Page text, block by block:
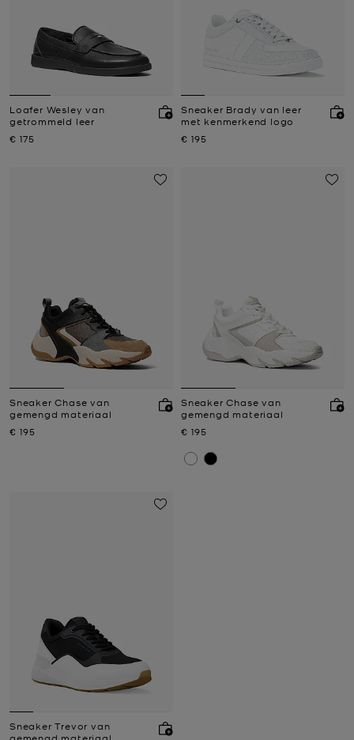
Loafer Wesley van
getrommeld leer
Nu
€ 175
Sneaker Brady van leer
met kenmerkend logo
Nu
€ 195
Sneaker Chase van
gemengd materiaal
Nu
€ 195
Sneaker Chase van
gemengd materiaal
Nu
€ 195
Sneaker Trevor van